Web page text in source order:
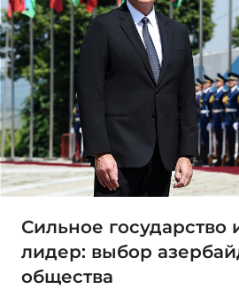
Сильное государство
лидер: выбор
общества